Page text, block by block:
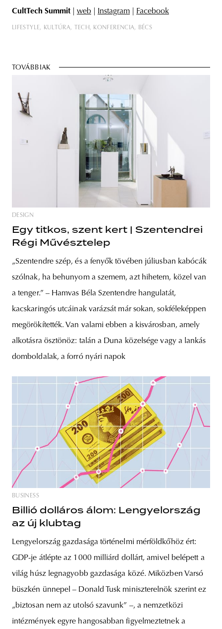
CultTech Summit| web Instagram Facebook
LIFESTYLE KULTÚRA TECH KONFERENCIA BÉCS
TOVÁBBIAK
DESIGN
Egy titkos, szent kert | Szentendrei
Régi Művésztelep
„Szentendre szép, és a fenyők tövében júliusban kabócák
szólnak, ha behunyom a szemem, azt hihetem, közel van
a tenger.” – Hamvas Béla Szentendre hangulatát,
kacskaringós utcáinak varázsát már sokan, sokféleképpen
megörökítették. Van valami ebben a kisvárosban, amely
alkotásra ösztönöz: talán a Duna közelsége vagy a lankás
domboldalak, a forró nyári napok
BUSINESS
Billió dolláros álom: Lengyelország
az új klubtag
Lengyelország gazdasága történelmi mérföldkőhöz ért:
GDP-je átlépte az 1000 milliárd dollárt, amivel belépett a
világ húsz legnagyobb gazdasága közé. Miközben Varsó
büszkén ünnepel – Donald Tusk miniszterelnök szerint ez
„biztosan nem az utolsó szavunk” –, a nemzetközi
intézmények egyre hangosabban figyelmeztetnek a